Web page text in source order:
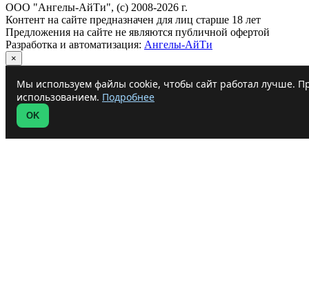
ООО "Ангелы-АйТи", (c) 2008-2026 г.
Контент на сайте предназначен для лиц старше 18 лет
Предложения на сайте не являются публичной офертой
Разработка и автоматизация: Ангелы-АйТи
×
Мы используем файлы cookie, чтобы сайт работал лучше.
использованием. Подробнее
OK